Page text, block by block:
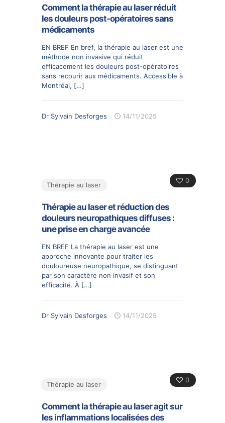
Comment la thérapie au laser réduit
les douleurs post-opératoires sans
médicaments
EN BREF En bref, la thérapie au laser est une
méthode non invasive qui réduit
efficacement les douleurs post-opératoires
sans recourir aux médicaments. Accessible à
Montréal, […]
Dr Sylvain Desforges 14/11/2025
0
Thérapie au laser
Thérapie au laser et réduction des
douleurs neuropathiques diffuses :
une prise en charge avancée
EN BREF La thérapie au laser est une
approche innovante pour traiter les
douloureuse neuropathique, se distinguant
par son caractère non invasif et son
efficacité. À […]
Dr Sylvain Desforges 14/11/2025
0
Thérapie au laser
Comment la thérapie au laser agit sur
les inflammations localisées des